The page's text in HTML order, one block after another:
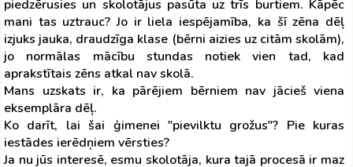
piedzērusies un skolotājus pasūta uz trīs burtiem. Kāpēc
mani tas uztrauc? Jo ir liela iespējamība, ka šī zēna dēļ
izjuks jauka, draudzīga klase (bērni aizies uz citām skolām),
jo normālas mācību stundas notiek vien tad, kad
aprakstītais zēns atkal nav skolā.
Mans uzskats ir, ka pārējiem bērniem nav jācieš viena
eksemplāra dēļ.
Ko darīt, lai šai ģimenei "pievilktu grožus"? Pie kuras
iestādes ierēdņiem vērsties?
Ja nu jūs interesē, esmu skolotāja, kura tajā procesā ir maz